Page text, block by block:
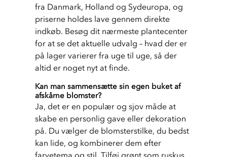
fra Danmark, Holland og Sydeuropa, og
priserne holdes lave gennem direkte
indkøb. Besøg dit nærmeste plantecenter
for at se det aktuelle udvalg – hvad der er
på lager varierer fra uge til uge, så der
altid er noget nyt at finde.
Kan man sammensætte sin egen buket af
afskårne blomster?
Ja, det er en populær og sjov måde at
skabe en personlig gave eller dekoration
på. Du vælger de blomsterstilke, du bedst
kan lide, og kombinerer dem efter
farvetema og stil. Tilføj grønt som ruskus